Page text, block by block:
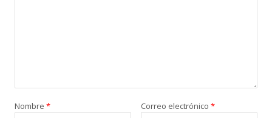
Nombre * Correo electrónico *